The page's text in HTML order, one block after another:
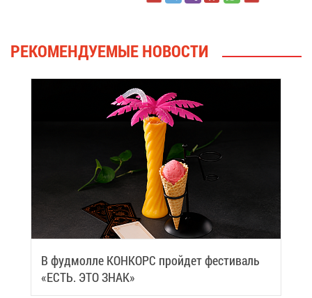
РЕ­КО­МЕН­ДУ­Е­МЫЕ НО­ВО­СТИ
В фуд­мол­ле КОН­КОРС прой­дет фе­сти­валь
«ЕСТЬ. ЭТО ЗНАК»